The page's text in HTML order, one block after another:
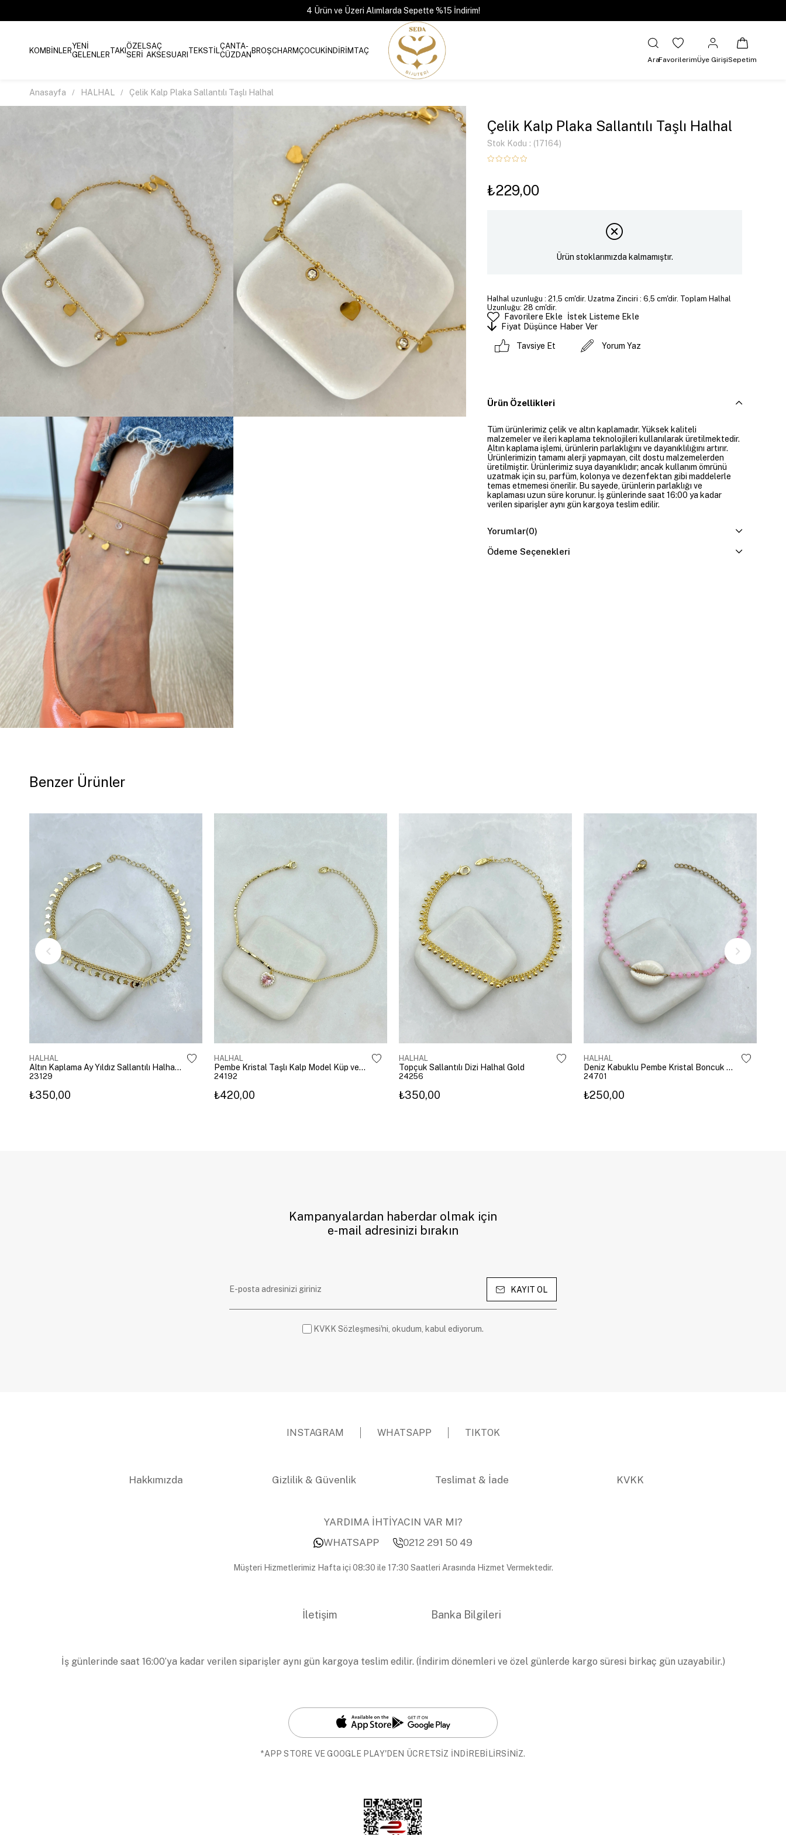
4 Ürün ve Üzeri Alımlarda Sepette %15 İndirim!
KOMBİNLERYENİ
GELENLERTAKIÖZEL
SERİ
SAÇ
AKSESUARI TEKSTİLÇANTA-
CÜZDANBROŞCHARMÇOCUKİNDİRİMTAÇ
AraFavorilerimÜye GirişiSepetim
Anasayfa HALHAL Çelik Kalp Plaka Sallantılı Taşlı Halhal
Çelik Kalp Plaka Sallantılı Taşlı Halhal
Stok Kodu (17164)
₺229,00
Ürün stoklarımızda kalmamıştır.
Halhal uzunluğu : 21,5 cm'dir. Uzatma Zinciri : 6,5 cm'dir. Toplam Halhal
Uzunluğu: 28 cm'dir.
Favorilere Ekle
İstek Listeme Ekle
Fiyat Düşünce Haber Ver
Tavsiye Et Yorum Yaz
Ürün Özellikleri
Tüm ürünlerimiz çelik ve altın kaplamadır. Yüksek kaliteli
malzemeler ve ileri kaplama teknolojileri kullanılarak üretilmektedir.
Altın kaplama işlemi, ürünlerin parlaklığını ve dayanıklılığını artırır.
Ürünlerimizin tamamı alerji yapmayan, cilt dostu malzemelerden
üretilmiştir. Ürünlerimiz suya dayanıklıdır; ancak kullanım ömrünü
uzatmak için su, parfüm, kolonya ve dezenfektan gibi maddelerle
temas etmemesi önerilir. Bu sayede, ürünlerin parlaklığı ve
kaplaması uzun süre korunur. İş günlerinde saat 16:00 ya kadar
verilen siparişler aynı gün kargoya teslim edilir.
Yorumlar(0)
Ödeme Seçenekleri
Benzer Ürünler
HALHAL
Altın Kaplama Ay Yıldız Sallantılı Halhal Gold
23129
₺350,00
HALHAL
Pembe Kristal Taşlı Kalp Model Küp ve Zincir Halhal Gold
24192
₺420,00
HALHAL
Topçuk Sallantılı Dizi Halhal Gold
24256
₺350,00
HALHAL
Deniz Kabuklu Pembe Kristal Boncuk Halhal Gold
24701
₺250,00
Kampanyalardan haberdar olmak için
e-mail adresinizi bırakın
KAYIT OL
KVKK Sözleşmesi'ni, okudum, kabul ediyorum.
INSTAGRAM WHATSAPP TIKTOK
Hakkımızda Gizlilik & Güvenlik Teslimat & İade KVKK
YARDIMA İHTİYACIN VAR MI?
WHATSAPP
0212 291 50 49
Müşteri Hizmetlerimiz Hafta içi 08:30 ile 17:30 Saatleri Arasında Hizmet Vermektedir.
İletişim Banka Bilgileri
İş günlerinde saat 16:00’ya kadar verilen siparişler aynı gün kargoya teslim edilir. (İndirim dönemleri ve özel günlerde kargo süresi birkaç gün uzayabilir.)
*APP STORE VE GOOGLE PLAY'DEN ÜCRETSİZ İNDİREBİLİRSİNİZ.